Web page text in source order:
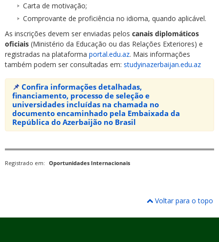
Carta de motivação;
Comprovante de proficiência no idioma, quando aplicável.
As inscrições devem ser enviadas pelos canais diplomáticos
oficiais (Ministério da Educação ou das Relações Exteriores) e
registradas na plataforma portal.edu.az. Mais informações
também podem ser consultadas em: studyinazerbaijan.edu.az
📌 Confira informações detalhadas,
financiamento, processo de seleção e
universidades incluídas na chamada no
documento encaminhado pela Embaixada da
República do Azerbaijão no Brasil
Registrado em: Oportunidades Internacionais
Voltar para o topo